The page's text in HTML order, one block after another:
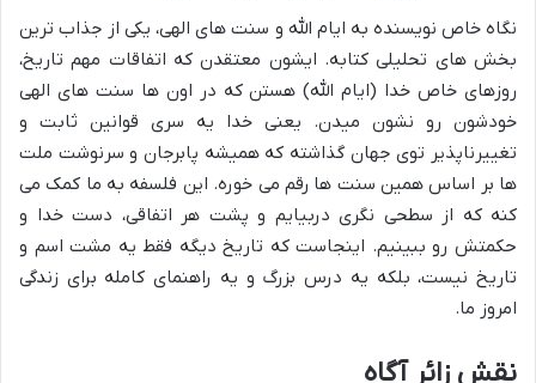
نگاه خاص نویسنده به ایام الله و سنت های الهی، یکی از جذاب ترین
بخش های تحلیلی کتابه. ایشون معتقدن که اتفاقات مهم تاریخ،
روزهای خاص خدا (ایام الله) هستن که در اون ها سنت های الهی
خودشون رو نشون میدن. یعنی خدا یه سری قوانین ثابت و
تغییرناپذیر توی جهان گذاشته که همیشه پابرجان و سرنوشت ملت
ها بر اساس همین سنت ها رقم می خوره. این فلسفه به ما کمک می
کنه که از سطحی نگری دربیایم و پشت هر اتفاقی، دست خدا و
حکمتش رو ببینیم. اینجاست که تاریخ دیگه فقط یه مشت اسم و
تاریخ نیست، بلکه یه درس بزرگ و یه راهنمای کامله برای زندگی
امروز ما.
نقش زائر آگاه